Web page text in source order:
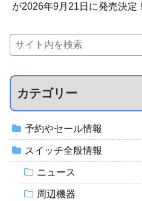
が2026年9月21日に発売決定！
カテゴリー
予約やセール情報
スイッチ全般情報
ニュース
周辺機器